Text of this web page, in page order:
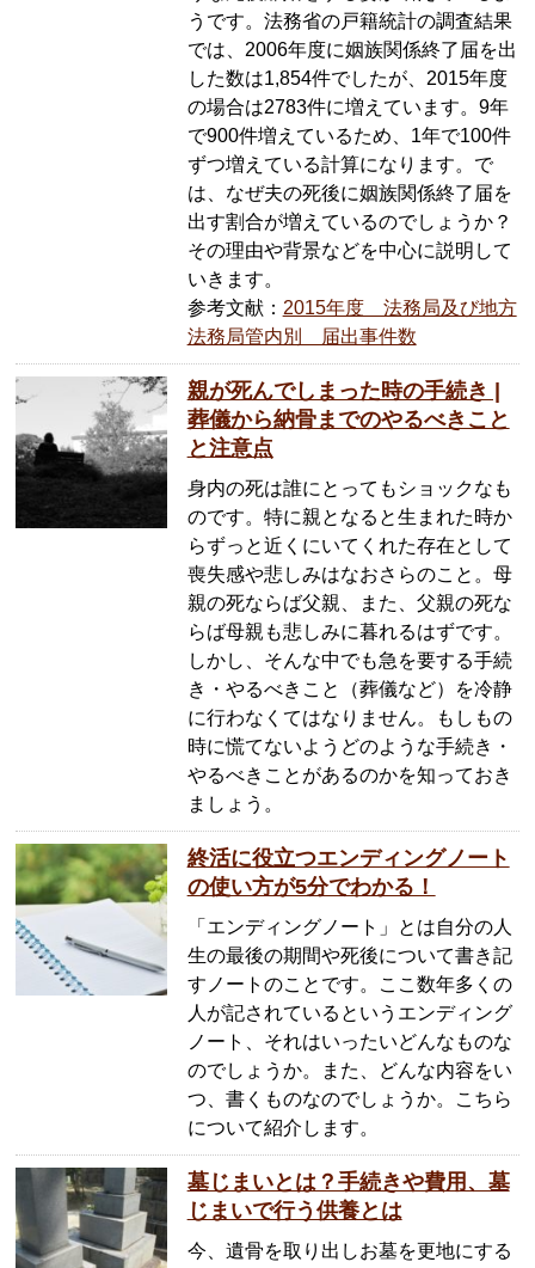
うです。法務省の戸籍統計の調査結果
では、2006年度に姻族関係終了届を出
した数は1,854件でしたが、2015年度
の場合は2783件に増えています。9年
で900件増えているため、1年で100件
ずつ増えている計算になります。で
は、なぜ夫の死後に姻族関係終了届を
出す割合が増えているのでしょうか？
その理由や背景などを中心に説明して
いきます。
参考文献： 2015年度 法務局及び地方
法務局管内別 届出事件数
親が死んでしまった時の手続き |
葬儀から納骨までのやるべきこと
と注意点
身内の死は誰にとってもショックなも
のです。特に親となると生まれた時か
らずっと近くにいてくれた存在として
喪失感や悲しみはなおさらのこと。母
親の死ならば父親、また、父親の死な
らば母親も悲しみに暮れるはずです。
しかし、そんな中でも急を要する手続
き・やるべきこと（葬儀など）を冷静
に行わなくてはなりません。もしもの
時に慌てないようどのような手続き・
やるべきことがあるのかを知っておき
ましょう。
終活に役立つエンディングノート
の使い方が5分でわかる！
「エンディングノート」とは自分の人
生の最後の期間や死後について書き記
すノートのことです。ここ数年多くの
人が記されているというエンディング
ノート、それはいったいどんなものな
のでしょうか。また、どんな内容をい
つ、書くものなのでしょうか。こちら
について紹介します。
墓じまいとは？手続きや費用、墓
じまいで行う供養とは
今、遺骨を取り出しお墓を更地にする